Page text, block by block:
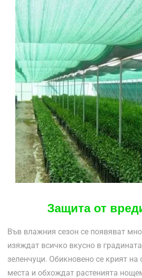
Защита от
Във влажния сезон се появяват
изяждат всичко вкусно в
зеленчуци. Обикновено се крият на
места и обхождат растенията